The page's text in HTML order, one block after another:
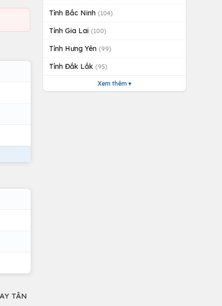
TÂN
Tỉnh Bắc Ninh (104)
Tỉnh Gia Lai (100)
Tỉnh Hưng Yên (99)
Tỉnh Đắk Lắk (95)
Xem thêm ▾